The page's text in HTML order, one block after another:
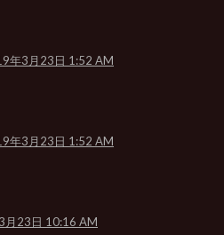
年3月23日 1:52 AM
年3月23日 1:52 AM
月23日 10:16 AM